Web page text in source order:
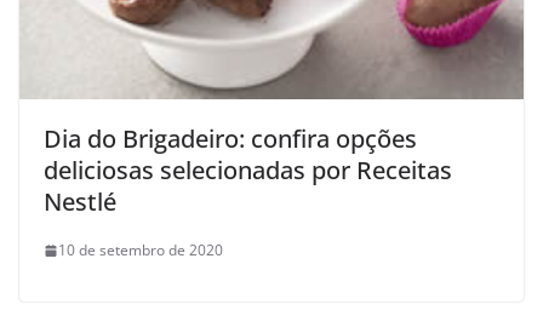
Dia do Brigadeiro: confira opções
deliciosas selecionadas por Receitas
Nestlé
10 de setembro de 2020